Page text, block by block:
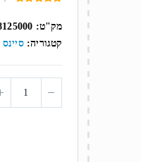
out
of
5
מק"ט:
קטגוריה: